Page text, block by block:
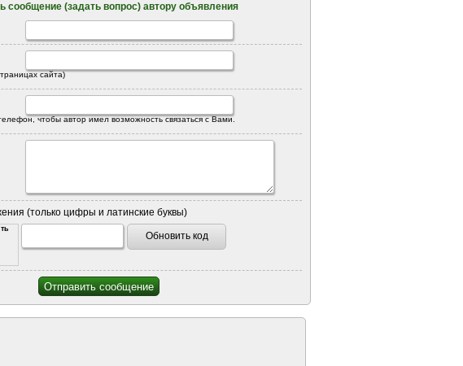
сообщение (задать вопрос) автору объявления
сайта)
чтобы автор имел возможность связаться с Вами.
(только цифры и латинские буквы)
Обновить код